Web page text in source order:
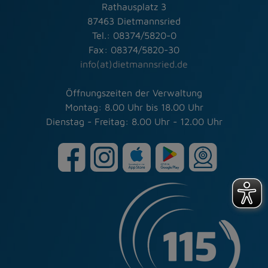
Rathausplatz 3
87463 Dietmannsried
Tel.: 08374/5820-0
Fax: 08374/5820-30
info(at)dietmannsried.de
Öffnungszeiten der Verwaltung
Montag: 8.00 Uhr bis 18.00 Uhr
Dienstag - Freitag: 8.00 Uhr - 12.00 Uhr